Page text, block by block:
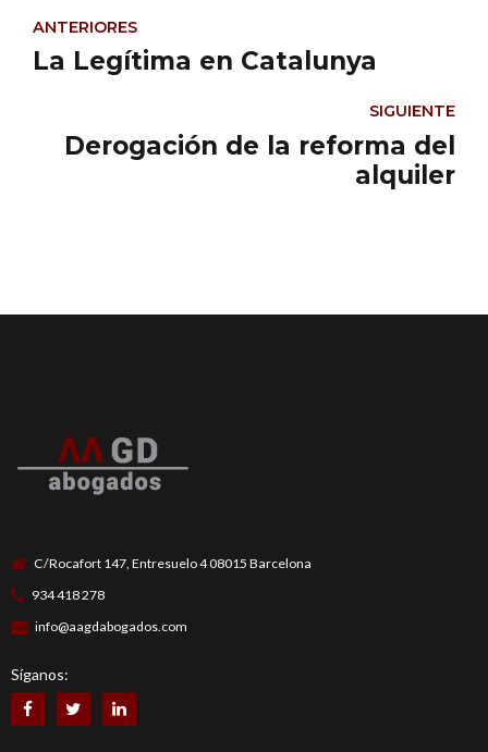
ANTERIORES
La Legítima en Catalunya
SIGUIENTE
Derogación de la reforma del
alquiler
C/Rocafort 147, Entresuelo 4 08015 Barcelona
934 418 278
info@aagdabogados.com
Síganos: